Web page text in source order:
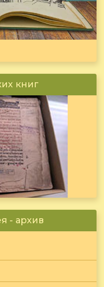
книг
- архив